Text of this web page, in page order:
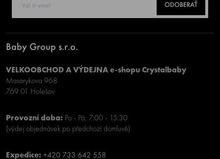
ODOBERAŤ
Baby Group s.r.o.
VELKOOBCHOD A VÝDEJNA e-shopu Crystalbaby
Masarykova 968
769 01 Holešov
Provozní doba: Po - Pá, 7:00 - 15:30
(výdej objednávek po předchozí domluvě)
Expedice: +420 733 642 558